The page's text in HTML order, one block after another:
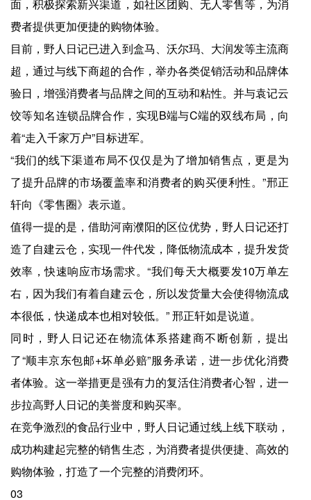
面，积极探索新兴渠道，如社区团购、无人零售等，为消
费者提供更加便捷的购物体验。
目前，野人日记已进入到盒马、沃尔玛、大润发等主流商
超，通过与线下商超的合作，举办各类促销活动和品牌体
验日，增强消费者与品牌之间的互动和粘性。并与袁记云
饺等知名连锁品牌合作，实现B端与C端的双线布局，向
着“走入千家万户”目标进军。
“我们的线下渠道布局不仅仅是为了增加销售点，更是为
了提升品牌的市场覆盖率和消费者的购买便利性。”邢正
轩向《零售圈》表示道。
值得一提的是，借助河南濮阳的区位优势，野人日记还打
造了自建云仓，实现一件代发，降低物流成本，提升发货
效率，快速响应市场需求。“我们每天大概要发10万单左
右，因为我们有着自建云仓，所以发货量大会使得物流成
本很低，快递成本也相对较低。” 邢正轩如是说道。
同时，野人日记还在物流体系搭建商不断创新，提出
了“顺丰京东包邮+坏单必赔”服务承诺，进一步优化消费
者体验。这一举措更是强有力的复活住消费者心智，进一
步拉高野人日记的美誉度和购买率。
在竞争激烈的食品行业中，野人日记通过线上线下联动，
成功构建起完整的销售生态，为消费者提供便捷、高效的
购物体验，打造了一个完整的消费闭环。
03